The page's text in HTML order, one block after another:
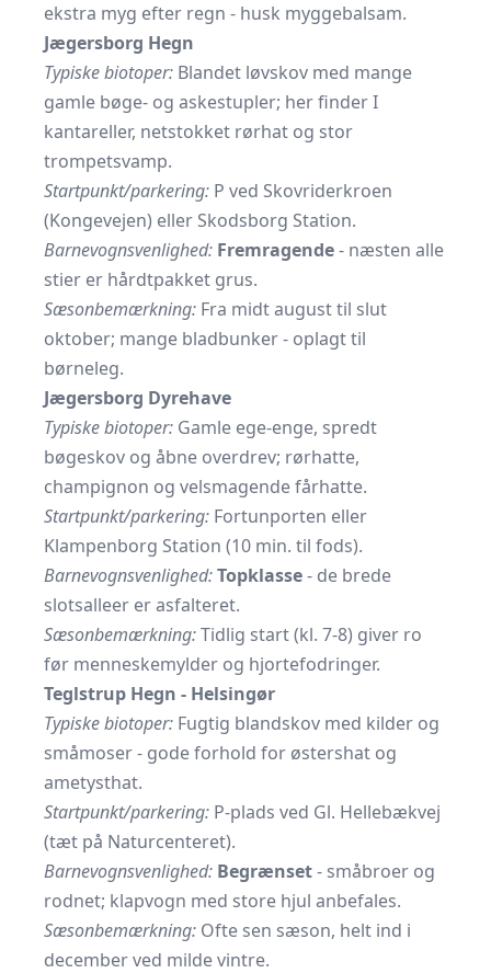
ekstra myg efter regn - husk myggebalsam.
Jægersborg Hegn
Typiske biotoper: Blandet løvskov med mange
gamle bøge- og askestupler; her finder I
kantareller, netstokket rørhat og stor
trompetsvamp.
Startpunkt/parkering: P ved Skovriderkroen
(Kongevejen) eller Skodsborg Station.
Barnevognsvenlighed: Fremragende- næsten alle
stier er hårdtpakket grus.
Sæsonbemærkning: Fra midt august til slut
oktober; mange bladbunker - oplagt til
børneleg.
Jægersborg Dyrehave
Typiske biotoper: Gamle ege-enge, spredt
bøgeskov og åbne overdrev; rørhatte,
champignon og velsmagende fårhatte.
Startpunkt/parkering: Fortunporten eller
Klampenborg Station (10 min. til fods).
Barnevognsvenlighed:Topklasse- de brede
slotsalleer er asfalteret.
Sæsonbemærkning:Tidlig start (kl. 7-8) giver ro
før menneskemylder og hjorte­fodringer.
Teglstrup Hegn - Helsingør
Typiske biotoper: Fugtig blandskov med kilder og
småmoser - gode forhold for østershat og
ametysthat.
Startpunkt/parkering: P-plads ved Gl. Hellebækvej
(tæt på Naturcenteret).
Barnevognsvenlighed: Begrænset- småbroer og
rodnet; klapvogn med store hjul anbefales.
Sæsonbemærkning: Ofte sen sæson, helt ind i
december ved milde vintre.